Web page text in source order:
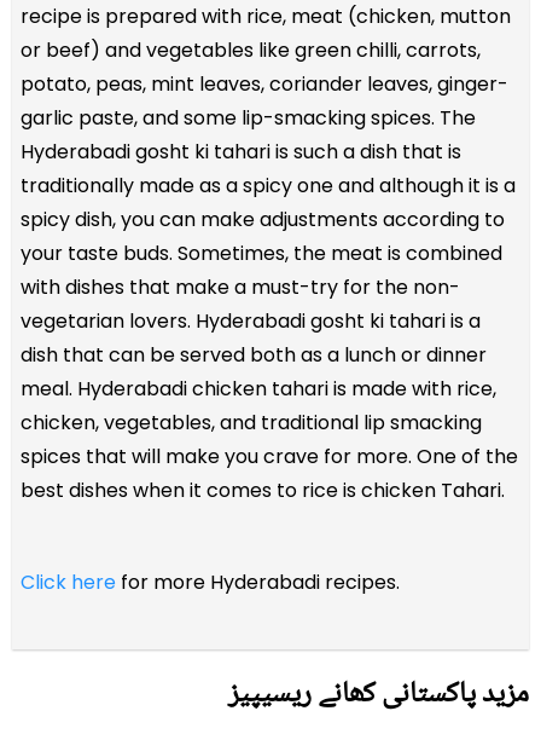
recipe is prepared with rice, meat (chicken, mutton
or beef) and vegetables like green chilli, carrots,
potato, peas, mint leaves, coriander leaves, ginger-
garlic paste, and some lip-smacking spices. The
Hyderabadi gosht ki tahari is such a dish that is
traditionally made as a spicy one and although it is a
spicy dish, you can make adjustments according to
your taste buds. Sometimes, the meat is combined
with dishes that make a must-try for the non-
vegetarian lovers. Hyderabadi gosht ki tahari is a
dish that can be served both as a lunch or dinner
meal. Hyderabadi chicken tahari is made with rice,
chicken, vegetables, and traditional lip smacking
spices that will make you crave for more. One of the
best dishes when it comes to rice is chicken Tahari.
Click here for more Hyderabadi recipes.
مزید پاکستانی کھانے ریسیپیز